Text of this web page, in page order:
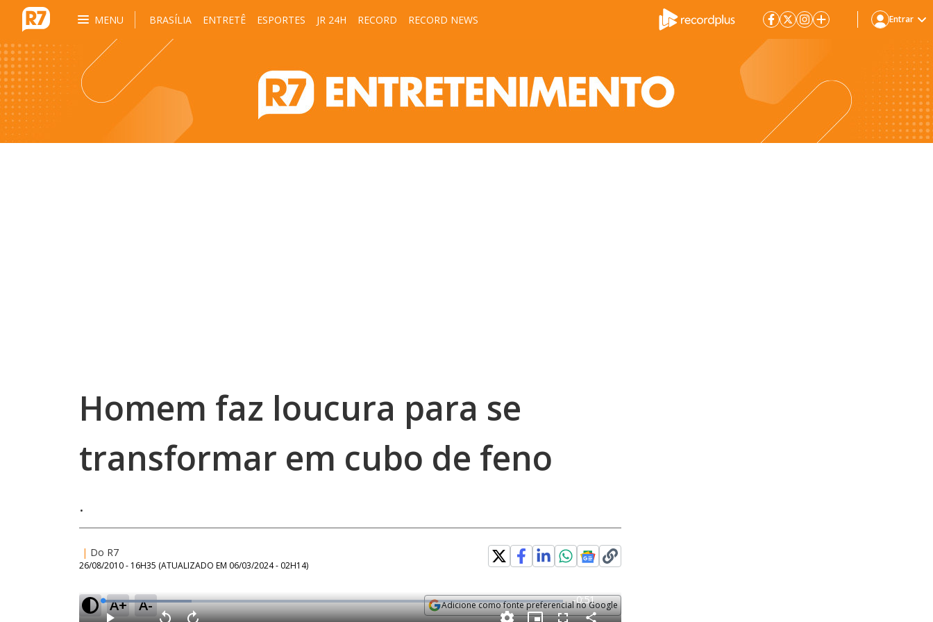
MENU BRASÍLIA ENTRETÊ ESPORTES JR 24H RECORD RECORD NEWS Entrar
Homem faz loucura para se
transformar em cubo de feno
.
| Do R7
26/08/2010 - 16H35 (ATUALIZADO EM 06/03/2024 - 02H14)
A+ A- Adicione como fonte preferencial no Google
L
o
R
e
-0:51